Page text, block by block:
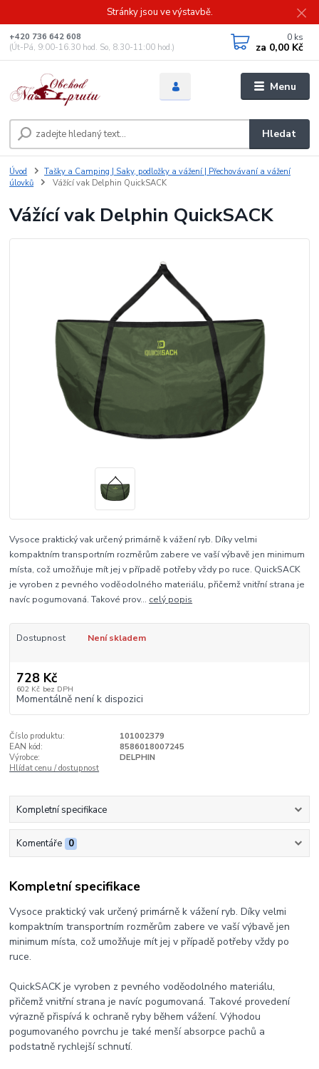
Stránky jsou ve výstavbě.
Menu
Hledat
+420 736 642 608
(Út-Pá, 9:00-16.30 hod. So, 8.30-11:00 hod.)
0 ks
za 0,00 Kč
Úvod
Tašky a Camping | Saky, podložky a vážení | Přechovávaní a vážení
úlovků
Vážící vak Delphin QuickSACK
Vážící vak Delphin QuickSACK
Vysoce praktický vak určený primárně k vážení ryb. Díky velmi
kompaktním transportním rozměrům zabere ve vaší výbavě jen minimum
místa, což umožňuje mít jej v případě potřeby vždy po ruce. QuickSACK
je vyroben z pevného voděodolného materiálu, přičemž vnitřní strana je
navíc pogumovaná. Takové prov... celý popis
Dostupnost Není skladem
728 Kč
602 Kč bez DPH
Momentálně není k dispozici
Číslo produktu:
101002379
EAN kód:
8586018007245
Výrobce:
DELPHIN
Hlídat cenu / dostupnost
Kompletní specifikace
Komentáře 0
Kompletní specifikace
Vysoce praktický vak určený primárně k vážení ryb. Díky velmi
kompaktním transportním rozměrům zabere ve vaší výbavě jen
minimum místa, což umožňuje mít jej v případě potřeby vždy po
ruce.
QuickSACK je vyroben z pevného voděodolného materiálu,
přičemž vnitřní strana je navíc pogumovaná. Takové provedení
výrazně přispívá k ochraně ryby během vážení. Výhodou
pogumovaného povrchu je také menší absorpce pachů a
podstatně rychlejší schnutí.